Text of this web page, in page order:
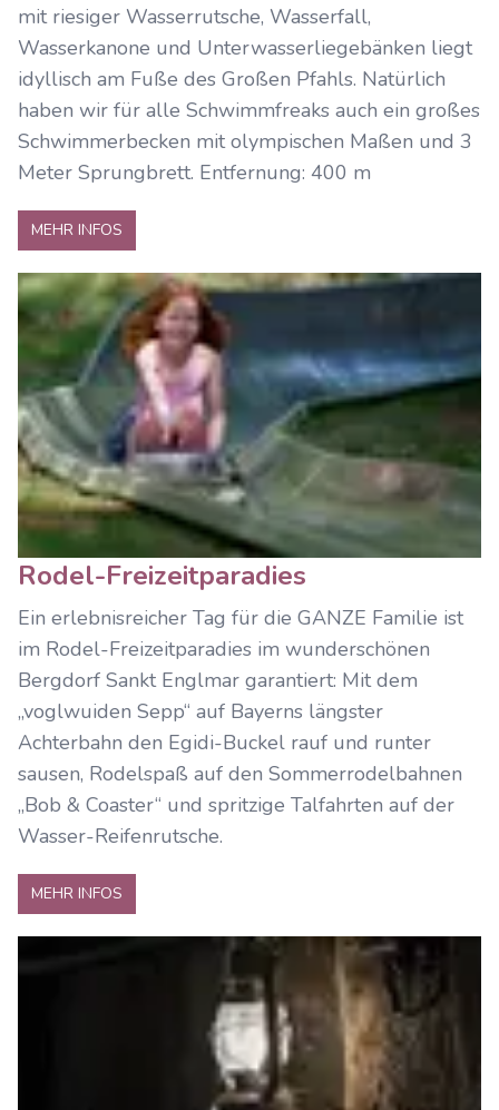
mit riesiger Wasserrutsche, Wasserfall,
Wasserkanone und Unterwasserliegebänken liegt
idyllisch am Fuße des Großen Pfahls. Natürlich
haben wir für alle Schwimmfreaks auch ein großes
Schwimmerbecken mit olympischen Maßen und 3
Meter Sprungbrett. Entfernung: 400 m
MEHR INFOS
Rodel-Freizeitparadies
Ein erlebnisreicher Tag für die GANZE Familie ist
im Rodel-Freizeitparadies im wunderschönen
Bergdorf Sankt Englmar garantiert: Mit dem
„voglwuiden Sepp“ auf Bayerns längster
Achterbahn den Egidi-Buckel rauf und runter
sausen, Rodelspaß auf den Sommerrodelbahnen
„Bob & Coaster“ und spritzige Talfahrten auf der
Wasser-Reifenrutsche.
MEHR INFOS